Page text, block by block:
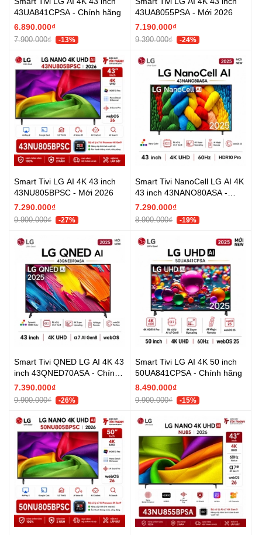
43UA841CPSA - Chính hãng
6.890.000₫
7.900.000₫ -13%
43UA8055PSA - Mới 2026
7.190.000₫
9.390.000₫ -24%
Smart Tivi LG AI 4K 43 inch
43NU805BPSC - Mới 2026
7.290.000₫
9.900.000₫ -27%
Smart Tivi NanoCell LG AI 4K
43 inch 43NANO80ASA -
Chính hãng
7.290.000₫
8.900.000₫ -19%
Smart Tivi QNED LG AI 4K 43
inch 43QNED70ASA - Chính
hãng
7.390.000₫
9.900.000₫ -26%
Smart Tivi LG AI 4K 50 inch
50UA841CPSA - Chính hãng
8.490.000₫
9.900.000₫ -15%